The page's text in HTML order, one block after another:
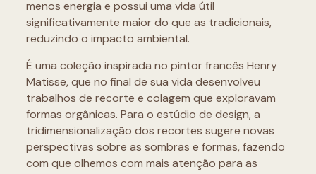
menos energia e possui uma vida útil
significativamente maior do que as tradicionais,
reduzindo o impacto ambiental.
É uma coleção inspirada no pintor francês Henry
Matisse, que no final de sua vida desenvolveu
trabalhos de recorte e colagem que exploravam
formas orgânicas. Para o estúdio de design, a
tridimensionalização dos recortes sugere novas
perspectivas sobre as sombras e formas, fazendo
com que olhemos com mais atenção para as